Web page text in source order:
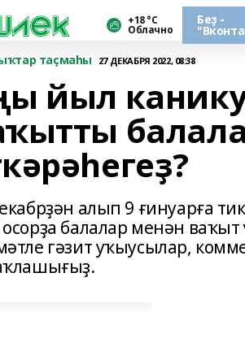
+18 °С
Облачно
Беҙ -
таҫмаһы
27 ДЕКАБРЯ 2022, 08:38
йыл
алып 9 ғинуарға
балалар менән
гәзит уҡыусылар,